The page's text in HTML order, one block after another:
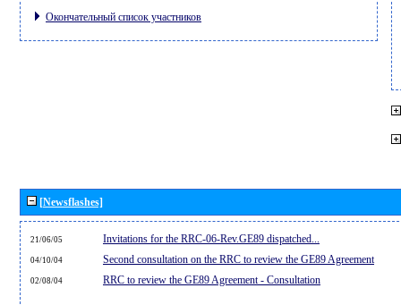
Окончательный список участников
[Newsflashes]
21/06/05 Invitations for the RRC-06-Rev.GE89 dispatched...
04/10/04 Second consultation on the RRC to review the GE89 Agreement
02/08/04 RRC to review the GE89 Agreement - Consultation